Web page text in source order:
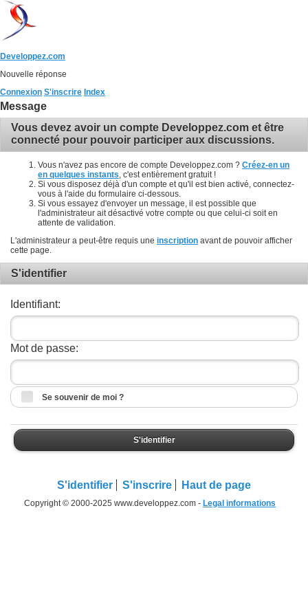
Developpez.com
Nouvelle réponse
Connexion S'inscrire Index
Message
Vous devez avoir un compte Developpez.com et être
connecté pour pouvoir participer aux discussions.
Vous n'avez pas encore de compte Developpez.com ? Créez-en un
en quelques instants , c'est entièrement gratuit !
Si vous disposez déjà d'un compte et qu'il est bien activé, connectez-
vous à l'aide du formulaire ci-dessous.
Si vous essayez d'envoyer un message, il est possible que
l'administrateur ait désactivé votre compte ou que celui-ci soit en
attente de validation.
L'administrateur a peut-être requis une inscription avant de pouvoir afficher
cette page.
S'identifier
Identifiant:
Mot de passe:
Se souvenir de moi ?
S'identifier
S'identifier S'inscrire Haut de page
Copyright © 2000-2025 www.developpez.com - Legal informations